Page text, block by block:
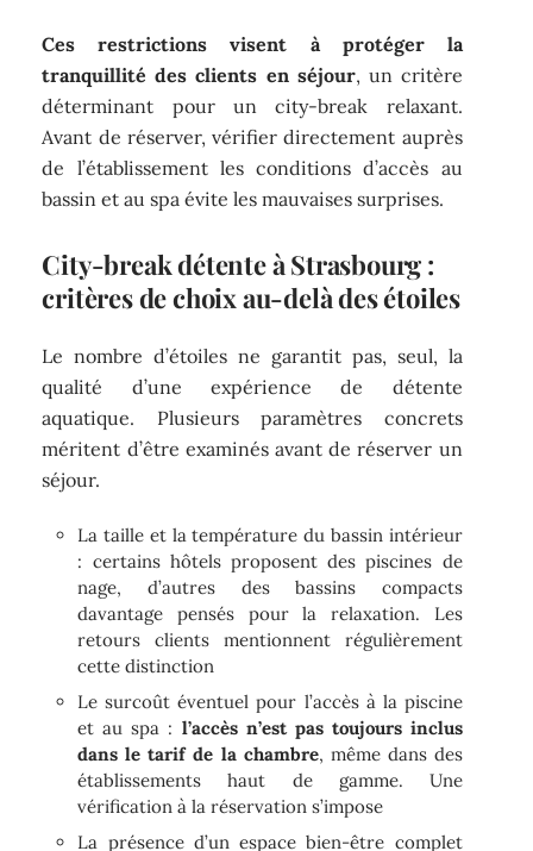
Ces restrictions visent à protéger la
tranquillité des clients en séjour, un critère
déterminant pour un city-break relaxant.
Avant de réserver, vérifier directement auprès
de l’établissement les conditions d’accès au
bassin et au spa évite les mauvaises surprises.
City-break détente à Strasbourg :
critères de choix au-delà des étoiles
Le nombre d’étoiles ne garantit pas, seul, la
qualité d’une expérience de détente
aquatique. Plusieurs paramètres concrets
méritent d’être examinés avant de réserver un
séjour.
La taille et la température du bassin intérieur
: certains hôtels proposent des piscines de
nage, d’autres des bassins compacts
davantage pensés pour la relaxation. Les
retours clients mentionnent régulièrement
cette distinction
Le surcoût éventuel pour l’accès à la piscine
et au spa : l’accès n’est pas toujours inclus
dans le tarif de la chambre, même dans des
établissements haut de gamme. Une
vérification à la réservation s’impose
La présence d’un espace bien-être complet